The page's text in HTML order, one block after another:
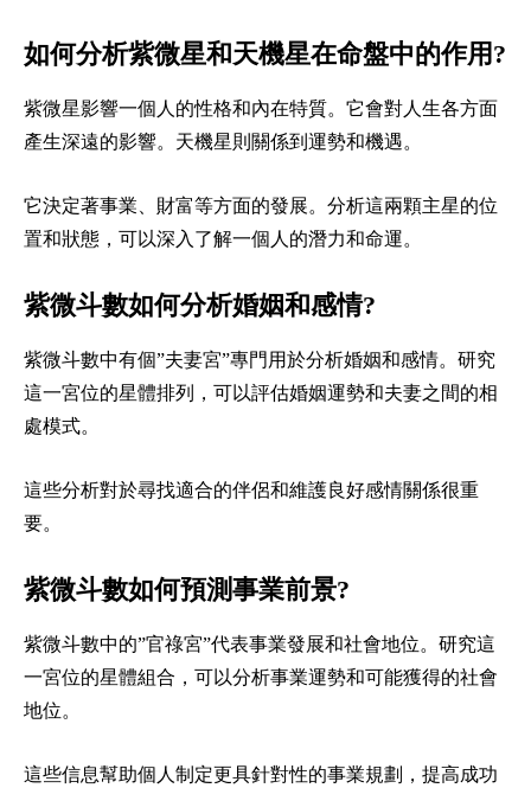
如何分析紫微星和天機星在命盤中的作用?
紫微星影響一個人的性格和內在特質。它會對人生各方面
產生深遠的影響。天機星則關係到運勢和機遇。
它決定著事業、財富等方面的發展。分析這兩顆主星的位
置和狀態，可以深入了解一個人的潛力和命運。
紫微斗數如何分析婚姻和感情?
紫微斗數中有個”夫妻宮”專門用於分析婚姻和感情。研究
這一宮位的星體排列，可以評估婚姻運勢和夫妻之間的相
處模式。
這些分析對於尋找適合的伴侶和維護良好感情關係很重
要。
紫微斗數如何預測事業前景?
紫微斗數中的”官祿宮”代表事業發展和社會地位。研究這
一宮位的星體組合，可以分析事業運勢和可能獲得的社會
地位。
這些信息幫助個人制定更具針對性的事業規劃，提高成功